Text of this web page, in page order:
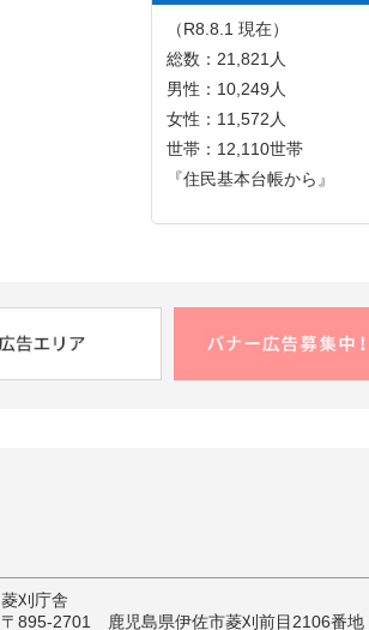
（R8.8.1 現在）
総数：21,821人
男性：10,249人
女性：11,572人
世帯：12,110世帯
『住民基本台帳から』
菱刈庁舎
〒895-2701 鹿児島県伊佐市菱刈前目2106番地